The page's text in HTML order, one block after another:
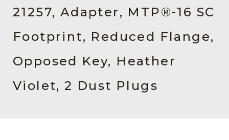
解决方案
产品
资源
关于我们
21257, Adapter, MTP®-16 SC
Footprint, Reduced Flange,
Opposed Key, Heather
Violet, 2 Dust Plugs